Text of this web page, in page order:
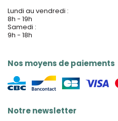
Lundi au vendredi :
8h - 19h
Samedi :
9h - 18h
Nos moyens de paiements
Notre newsletter